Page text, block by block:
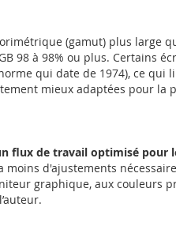
(gamut) plus large
98 à 98% ou plus. Certains
qui date de 1974), ce
mieux adaptées pour
flux de travail optimisé pour
moins d'ajustements
graphique, aux couleurs